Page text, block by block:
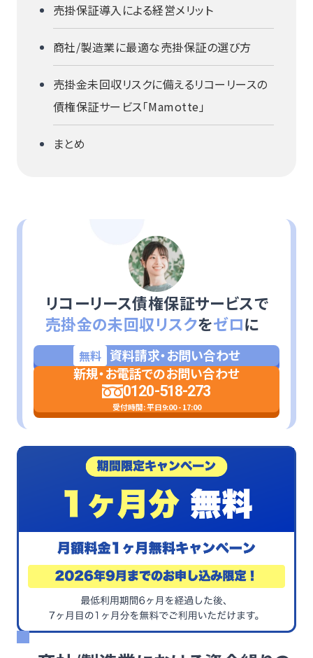
売掛保証導入による経営メリット
商社/製造業に最適な売掛保証の選び方
売掛金未回収リスクに備えるリコーリースの
債権保証サービス「Mamotte」
まとめ
リコーリース債権保証サービスで
売掛金の未回収リスクをゼロに
無料 資料請求・お問い合わせ
新規・お電話でのお問い合わせ
0120-518-273
受付時間: 平日9:00 - 17:00